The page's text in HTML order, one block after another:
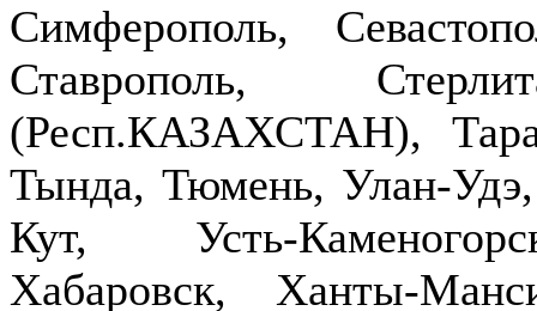
Симферополь,
Ставрополь,
(Респ.КАЗАХСТАН),
Тында, Тюмень, Улан-
Кут, Усть-
Хабаровск, Ханты-